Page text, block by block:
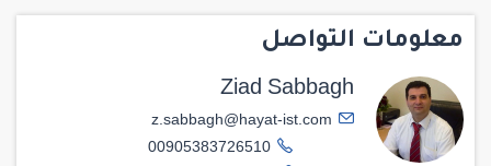
معلومات التواصل
Ziad Sabbagh
z.sabbagh@hayat-ist.com